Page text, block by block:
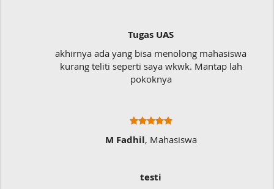
Tugas UAS
akhirnya ada yang bisa menolong mahasiswa
kurang teliti seperti saya wkwk. Mantap lah
pokoknya
M Fadhil, Mahasiswa
testi